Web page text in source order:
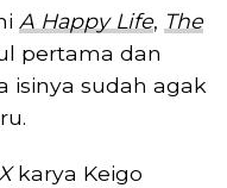
A Happy Life, The
pertama dan
isinya sudah agak
karya Keigo